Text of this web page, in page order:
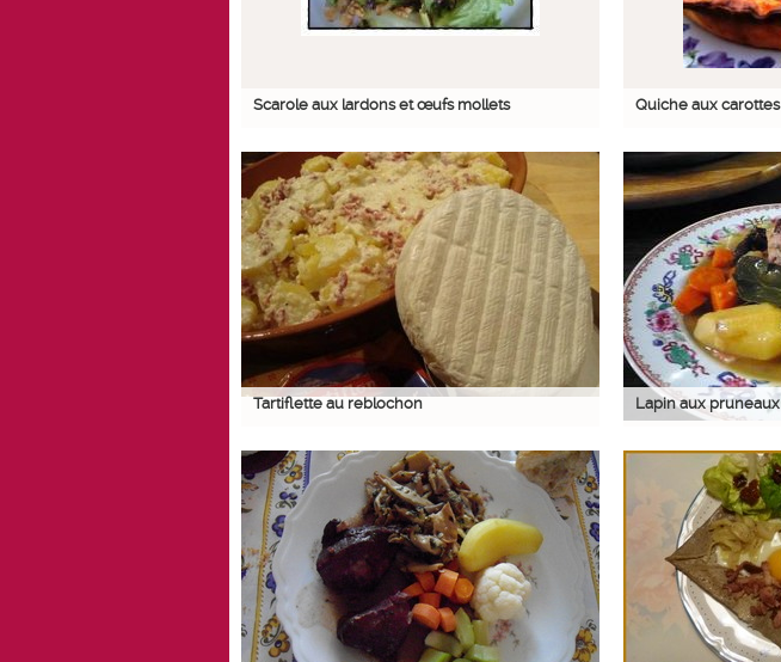
Scarole aux lardons et œufs mollets Quiche aux carottes
Tartiflette au reblochon Lapin aux pruneaux